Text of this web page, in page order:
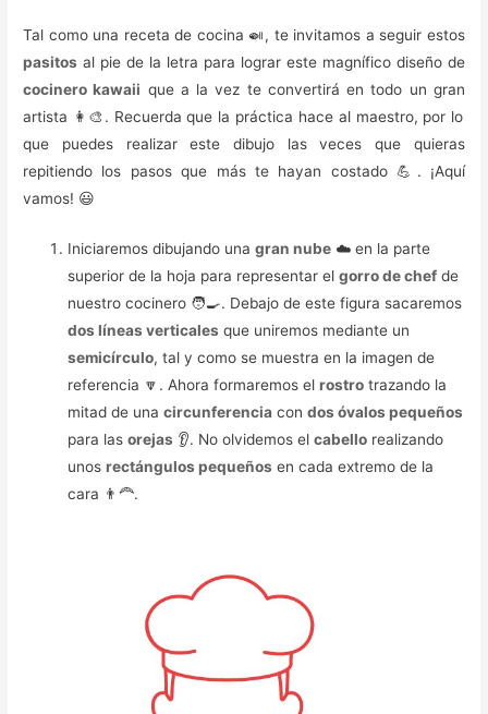
Tal como una receta de cocina 🍛, te invitamos a seguir estos
pasitos al pie de la letra para lograr este magnífico diseño de
cocinero kawaii que a la vez te convertirá en todo un gran
artista 👩‍🎨. Recuerda que la práctica hace al maestro, por lo
que puedes realizar este dibujo las veces que quieras
repitiendo los pasos que más te hayan costado 💪. ¡Aquí
vamos! 😃
Iniciaremos dibujando unagran nube ☁️ en la parte
superior de la hoja para representar elgorro de chef de
nuestro cocinero 🧑‍🍳. Debajo de este figura sacaremos
dos líneas verticales que uniremos mediante un
semicírculo, tal y como se muestra en la imagen de
referencia 🔽. Ahora formaremos elrostro trazando la
mitad de unacircunferencia condos óvalos pequeños
para lasorejas 👂. No olvidemos elcabello realizando
unosrectángulos pequeños en cada extremo de la
cara 👨‍🦰️.